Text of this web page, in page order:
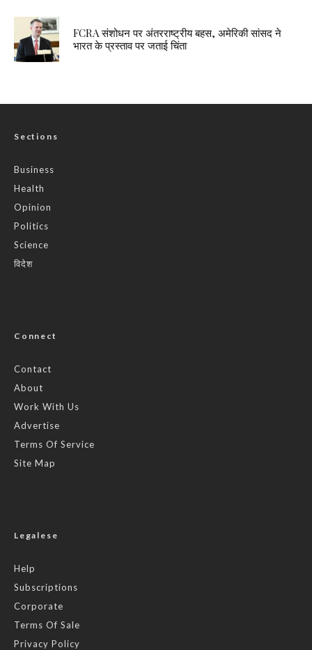
FCRA संशोधन पर अंतरराष्ट्रीय बहस, अमेरिकी सांसद ने
भारत के प्रस्ताव पर जताई चिंता
Sections
Business
Health
Opinion
Politics
Science
विदेश
Connect
Contact
About
Work With Us
Advertise
Terms Of Service
Site Map
Legalese
Help
Subscriptions
Corporate
Terms Of Sale
Privacy Policy